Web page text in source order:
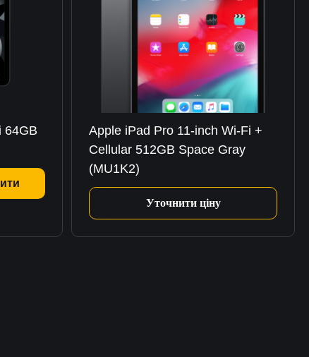
64GB
Apple iPad Pro 11-inch Wi-Fi +
Cellular 512GB Space Gray
(MU1K2)
Уточнити ціну